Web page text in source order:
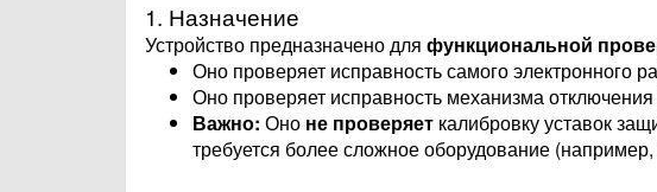
1. Назначение
Устройство предназначено для функциональной
Оно проверяет исправность самого электронного
Оно проверяет исправность механизма
Важно: Оно не проверяет калибровку уставок
требуется более сложное оборудование